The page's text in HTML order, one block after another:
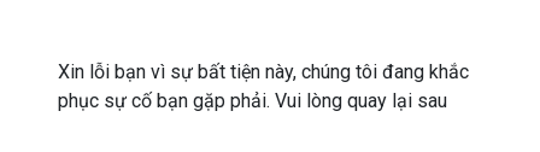
Xin lỗi bạn vì sự bất tiện này, chúng tôi đang khắc
phục sự cố bạn gặp phải. Vui lòng quay lại sau